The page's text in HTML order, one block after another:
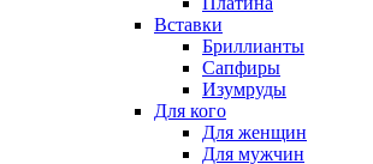
Вставки
Бриллианты
Сапфиры
Изумруды
Для кого
Для женщин
Для мужчин